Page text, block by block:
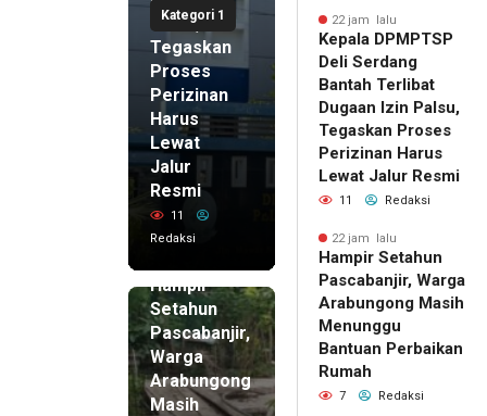
Kategori 1
Palsu,
Tegaskan
Proses
Perizinan
Harus
Lewat
Jalur
Resmi
11
Redaksi
Hampir
Setahun
Pascabanjir,
Warga
Arabungong
Masih
22 jam lalu
Kepala DPMPTSP
Deli Serdang
Bantah Terlibat
Dugaan Izin Palsu,
Tegaskan Proses
Perizinan Harus
Lewat Jalur Resmi
11 Redaksi
22 jam lalu
Hampir Setahun
Pascabanjir, Warga
Arabungong Masih
Menunggu
Bantuan Perbaikan
Rumah
7 Redaksi